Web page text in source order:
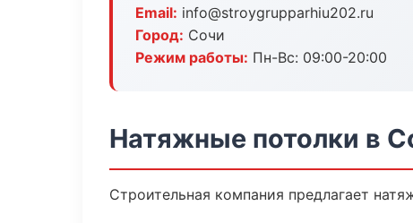
Email: info@stroygrupparhiu202.ru
Город: Сочи
Режим работы: Пн-Вс: 09:00-20:00
Натяжные потолки в
Строительная компания предлагает